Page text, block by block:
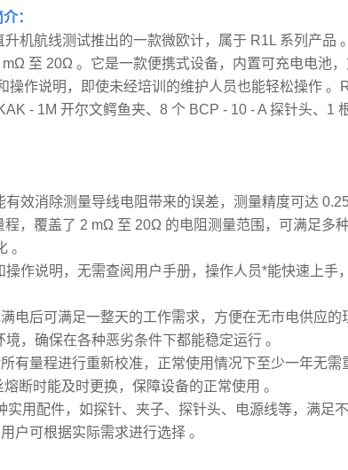
：
机航线测试推出的一款微欧计，属于 R1L 系列产品
至 20Ω 。它是一款便携式设备，内置可充电电池
操作说明，即使未经培训的维护人员也能轻松操作 。
- 1M 开尔文鳄鱼夹、8 个 BCP - 10 - A 探针头、1
效消除测量导线电阻带来的误差，测量精度可达
，覆盖了 2 mΩ 至 20Ω 的电阻测量范围，可满足多
。
作说明，无需查阅用户手册，操作人员*能快速上手
电后可满足一整天的工作需求，方便在无市电供应的
，确保在各种恶劣条件下都能稳定运行 。
有量程进行重新校准，正常使用情况下至少一年无需
断时能及时更换，保障设备的正常使用 。
实用配件，如探针、夹子、探针头、电源线等，满足
户可根据实际需求进行选择 。